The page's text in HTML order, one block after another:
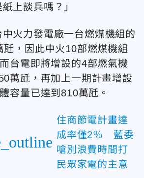
上談兵嗎？」
火力發電廠一台燃煤機組的
瓩，因此中火10部燃煤機組
台電即將增設的4部燃氣機
萬瓩，再加上一期計畫增設
容量已達到810萬瓩。
住商節電計畫達
成率僅2％ 藍委
嗆別浪費時間打
民眾家電的主意